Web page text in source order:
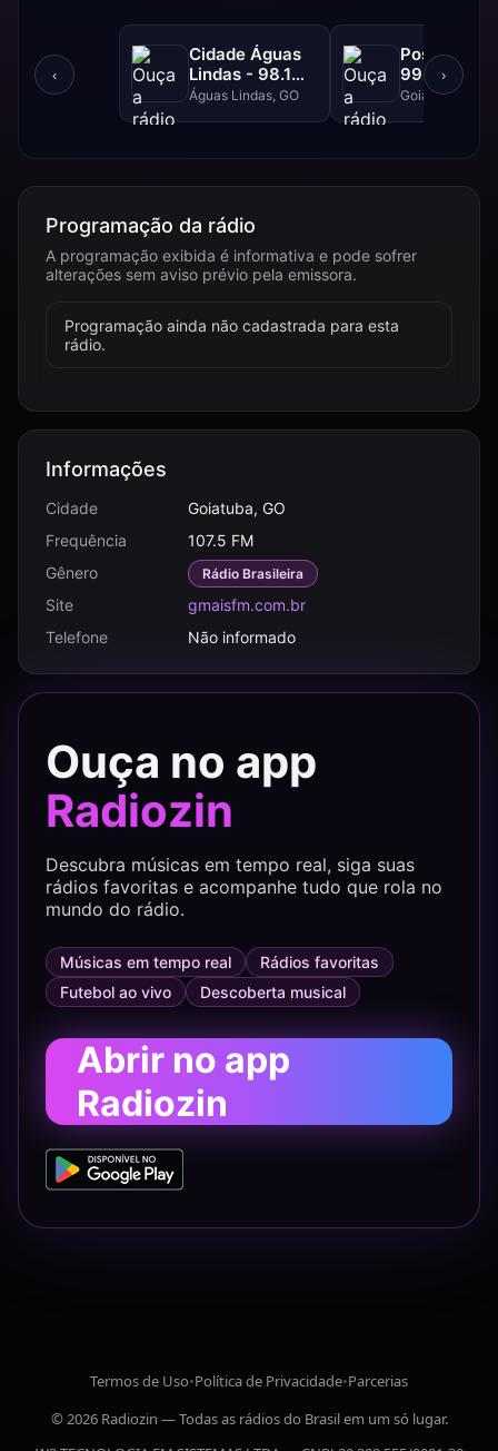
‹
Cidade Águas
Lindas - 98.1
FM
Águas Lindas, GO
Positiva
99.1 FM
Goiânia, GO
›
Programação da rádio
A programação exibida é informativa e pode sofrer
alterações sem aviso prévio pela emissora.
Programação ainda não cadastrada para esta
rádio.
Informações
Cidade
Goiatuba, GO
Frequência
107.5 FM
Gênero
Rádio Brasileira
Site
gmaisfm.com.br
Telefone
Não informado
Ouça no app
Radiozin
Descubra músicas em tempo real, siga suas
rádios favoritas e acompanhe tudo que rola no
mundo do rádio.
Músicas em tempo real
Rádios favoritas
Futebol ao vivo
Descoberta musical
Abrir no app
Radiozin
Termos de Uso•Política de Privacidade•Parcerias
© 2026 Radiozin — Todas as rádios do Brasil em um só lugar.